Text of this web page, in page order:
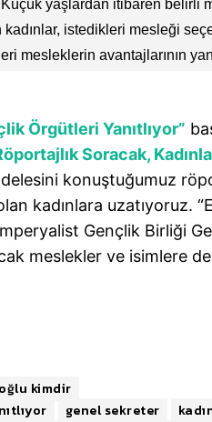
yaşlardan itibaren belirli
istedikleri mesleği
mesleklerin avantajlarının
Örgütleri Yanıtlıyor”
Soracak,
konuştuğumuz
kadınlara uzatıyoruz.
Gençlik Birliği
meslekler ve isimlere
kimdir
genel sekreter